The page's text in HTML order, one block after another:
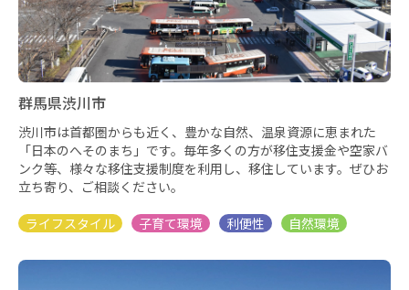
群馬県渋川市
渋川市は首都圏からも近く、豊かな自然、温泉資源に恵まれた
「日本のへそのまち」です。毎年多くの方が移住支援金や空家バ
ンク等、様々な移住支援制度を利用し、移住しています。ぜひお
立ち寄り、ご相談ください。